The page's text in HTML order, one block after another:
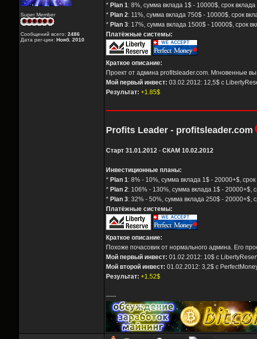
Super Member
Сообщений всего: 2486
Дата рег-ции: Нояб. 2010
* Plan 1: 8%, сумма вклада 1$ - 10000$, срок
* Plan 2: 11%, сумма вклада 750$ - 10000$, срок
* Plan 3: 17%, сумма вклада 1500$ - 10000$, срок
Платёжные системы:
Краткое описание:
Проект от админа profitsleader.com. Мгновенные
Мой первый инвест: 03.02.2012: 12,5$ с
Результат: +1.85$
Profits Leader - profitsleader.com
Старт 31.01.2012 - СКАМ 10.02.2012
Инвестиционные планы:
* Plan 1: 8% - 10%, сумма вклада 1$ - 20000+$,
* Plan 2: 106% - 130%, сумма вклада 1$ - 20000+$,
* Plan 3: 32% - 50%, сумма вклада 250$ - 20000+$,
Платёжные системы:
Краткое описание:
Похоже почасовик от нормального админа. Его
Мой первый инвест: 01.02.2012: 10$ с
Мой второй инвест: 01.02.2012: 3,2$ с
Результат: +1.52$
-----